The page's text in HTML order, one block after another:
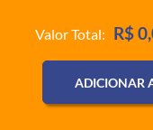
Valor Total: R$
ADICIONAR